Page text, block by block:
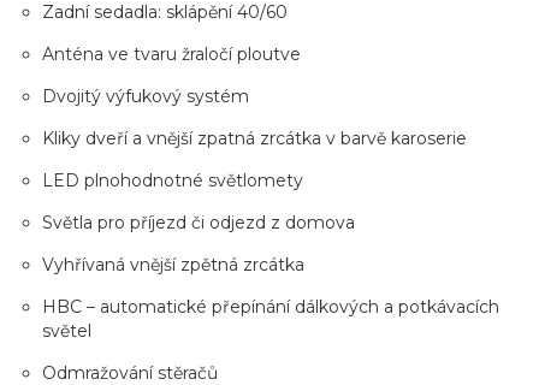
Zadní sedadla: sklápění 40/60
Anténa ve tvaru žraločí ploutve
Dvojitý výfukový systém
Kliky dveří a vnější zpatná zrcátka v barvě karoserie
LED plnohodnotné světlomety
Světla pro příjezd či odjezd z domova
Vyhřívaná vnější zpětná zrcátka
HBC – automatické přepínání dálkových a potkávacích
světel
Odmražování stěračů